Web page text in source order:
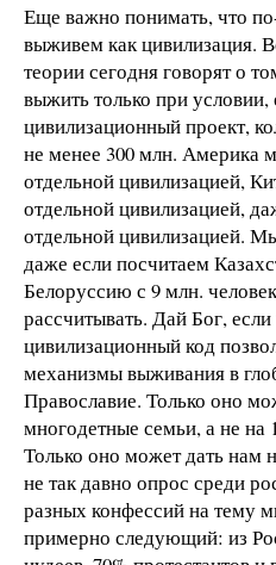
Еще важно понимать, что
выживем как цивилизация.
теории сегодня говорят о
выжить только при
цивилизационный проект,
не менее 300 млн. Америка
отдельной цивилизацией,
отдельной цивилизацией,
отдельной цивилизацией.
даже если посчитаем
Белоруссию с 9 млн.
рассчитывать. Дай Бог,
цивилизационный код
механизмы выживания в
Православие. Только оно
многодетные семьи, а не на
Только оно может дать нам
не так давно опрос среди
разных конфессий на тему
примерно следующий: из